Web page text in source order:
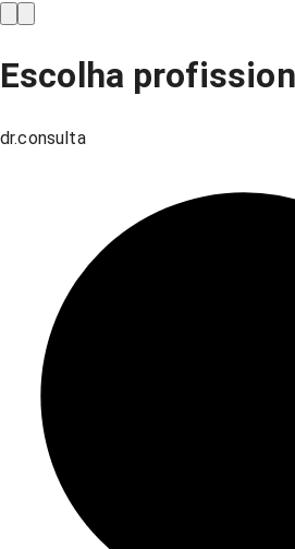
Escolha
dr.consulta